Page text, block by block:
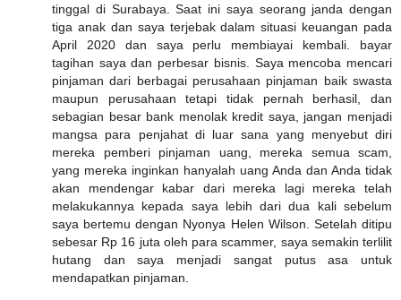
tinggal di Surabaya. Saat ini saya seorang janda dengan
tiga anak dan saya terjebak dalam situasi keuangan pada
April 2020 dan saya perlu membiayai kembali. bayar
tagihan saya dan perbesar bisnis. Saya mencoba mencari
pinjaman dari berbagai perusahaan pinjaman baik swasta
maupun perusahaan tetapi tidak pernah berhasil, dan
sebagian besar bank menolak kredit saya, jangan menjadi
mangsa para penjahat di luar sana yang menyebut diri
mereka pemberi pinjaman uang, mereka semua scam,
yang mereka inginkan hanyalah uang Anda dan Anda tidak
akan mendengar kabar dari mereka lagi mereka telah
melakukannya kepada saya lebih dari dua kali sebelum
saya bertemu dengan Nyonya Helen Wilson. Setelah ditipu
sebesar Rp 16 juta oleh para scammer, saya semakin terlilit
hutang dan saya menjadi sangat putus asa untuk
mendapatkan pinjaman.